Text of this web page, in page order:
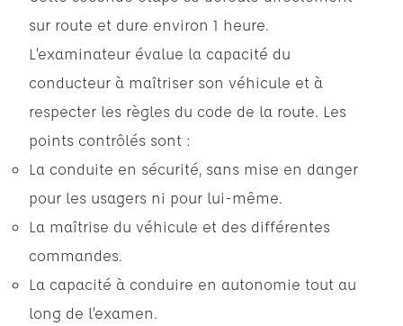
sur route et dure environ 1 heure.
L’examinateur évalue la capacité du
conducteur à maîtriser son véhicule et à
respecter les règles du code de la route. Les
points contrôlés sont :
La conduite en sécurité, sans mise en danger
pour les usagers ni pour lui-même.
La maîtrise du véhicule et des différentes
commandes.
La capacité à conduire en autonomie tout au
long de l’examen.